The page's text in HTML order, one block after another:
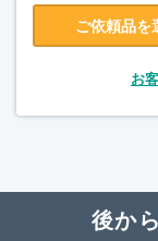
ご依頼品を
お
後か